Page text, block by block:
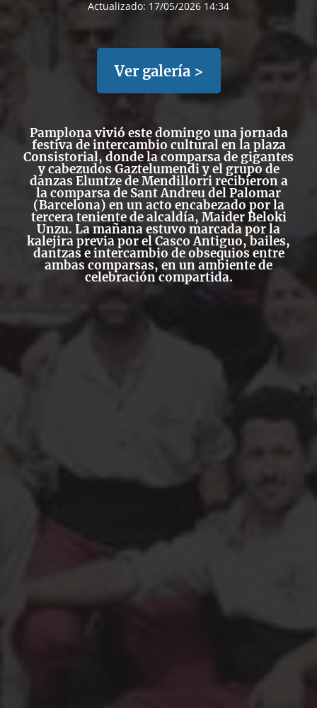
Actualizado: 17/05/2026 14:34
Ver galería >
Pamplona vivió este domingo una jornada
festiva de intercambio cultural en la plaza
Consistorial, donde la comparsa de gigantes
y cabezudos Gaztelumendi y el grupo de
danzas Eluntze de Mendillorri recibieron a
la comparsa de Sant Andreu del Palomar
(Barcelona) en un acto encabezado por la
tercera teniente de alcaldía, Maider Beloki
Unzu. La mañana estuvo marcada por la
kalejira previa por el Casco Antiguo, bailes,
dantzas e intercambio de obsequios entre
ambas comparsas, en un ambiente de
celebración compartida.